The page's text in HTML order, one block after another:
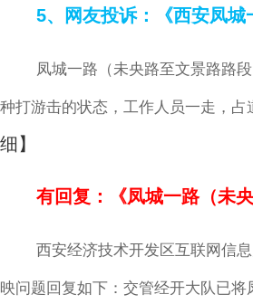
5、网友投诉：《西安凤城
凤城一路（未央路至文景路路
种打游击的状态，工作人员一走，
细】
有回复：《凤城一路（未
西安经济技术开发区互联网信
映问题回复如下：交管经开大队已